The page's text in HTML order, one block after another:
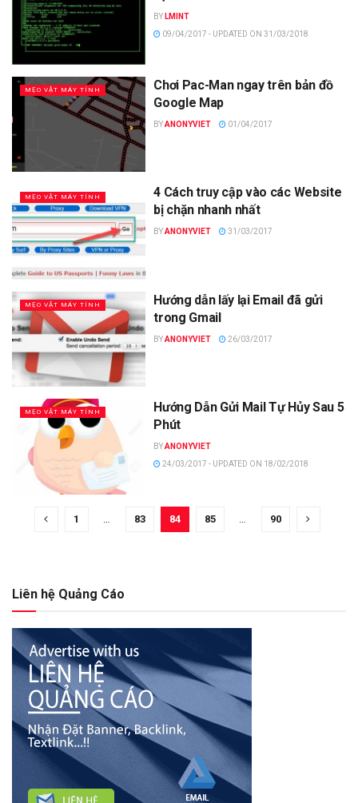
BY LMINT
09/04/2017 - UPDATED ON 31/03/2018
MẸO VẶT MÁY TÍNH
Chơi Pac-Man ngay trên bản đồ
Google Map
BYANONYVIET 01/04/2017
MẸO VẶT MÁY TÍNH
4 Cách truy cập vào các Website
bị chặn nhanh nhất
BYANONYVIET 31/03/2017
MẸO VẶT MÁY TÍNH
Hướng dẫn lấy lại Email đã gửi
trong Gmail
BYANONYVIET 26/03/2017
MẸO VẶT MÁY TÍNH
Hướng Dẫn Gửi Mail Tự Hủy Sau 5
Phút
BYANONYVIET
24/03/2017 - UPDATED ON 18/02/2018
1 83 84 85 90
Liên hệ Quảng Cáo